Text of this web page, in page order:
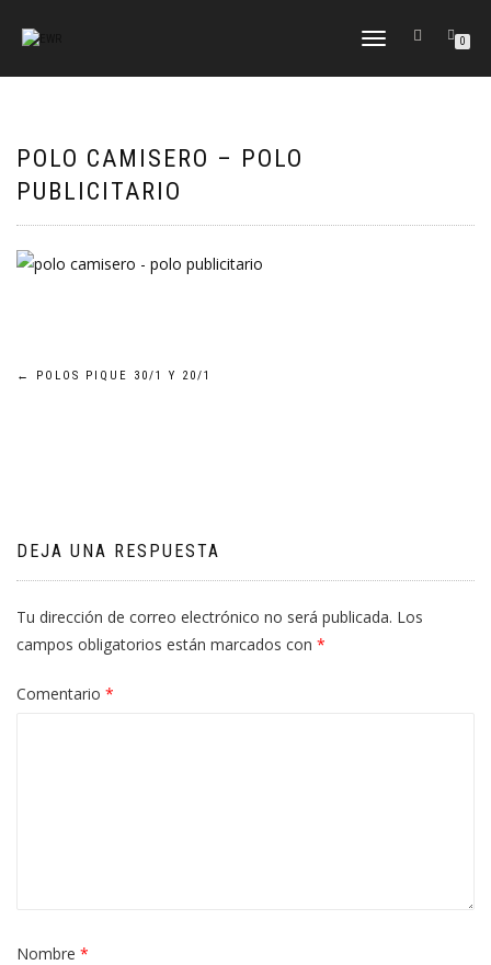
CAMBIAR
0
POLO CAMISERO – POLO
PUBLICITARIO
Navegación
← POLOS PIQUE 30/1 Y 20/1
DEJA UNA RESPUESTA
Tu dirección de correo electrónico no será publicada. Los
campos obligatorios están marcados con *
Comentario *
Nombre *